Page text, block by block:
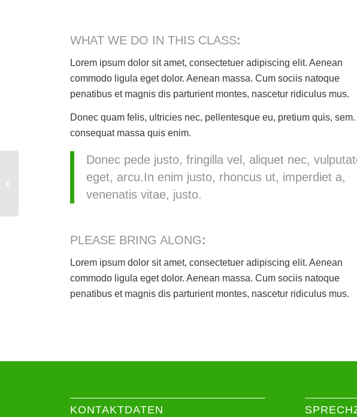
WHAT WE DO IN THIS CLASS:
Lorem ipsum dolor sit amet, consectetuer adipiscing elit. Aenean
commodo ligula eget dolor. Aenean massa. Cum sociis natoque
penatibus et magnis dis parturient montes, nascetur ridiculus mus.
Donec quam felis, ultricies nec, pellentesque eu, pretium quis,
consequat massa quis enim.
Donec pede justo, fringilla vel, aliquet nec,
eget, arcu.In enim justo, rhoncus ut, imperdiet a,
venenatis vitae, justo.
PLEASE BRING ALONG:
Lorem ipsum dolor sit amet, consectetuer adipiscing elit. Aenean
commodo ligula eget dolor. Aenean massa. Cum sociis natoque
penatibus et magnis dis parturient montes, nascetur ridiculus mus.
KONTAKTDATEN